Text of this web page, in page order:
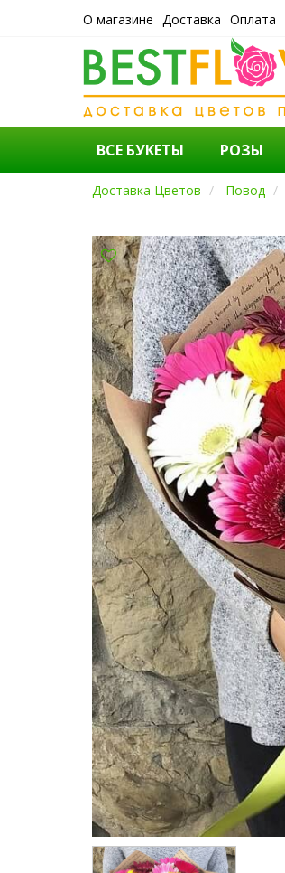
О магазине Доставка Оплата
ВСЕ БУКЕТЫ РОЗЫ
Доставка Цветов Повод